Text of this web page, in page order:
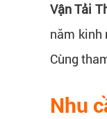
Vận Tải
năm kinh
Cùng
Nhu